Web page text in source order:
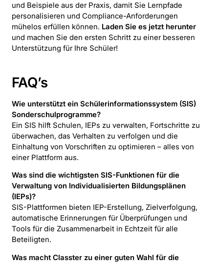
und Beispiele aus der Praxis, damit Sie Lernpfade
personalisieren und Compliance-Anforderungen
mühelos erfüllen können. Laden Sie es jetzt herunter
und machen Sie den ersten Schritt zu einer besseren
Unterstützung für Ihre Schüler!
FAQ’s
Wie unterstützt ein Schülerinformationssystem (SIS)
Sonderschulprogramme?
Ein SIS hilft Schulen, IEPs zu verwalten, Fortschritte zu
überwachen, das Verhalten zu verfolgen und die
Einhaltung von Vorschriften zu optimieren – alles von
einer Plattform aus.
Was sind die wichtigsten SIS-Funktionen für die
Verwaltung von Individualisierten Bildungsplänen
(IEPs)?
SIS-Plattformen bieten IEP-Erstellung, Zielverfolgung,
automatische Erinnerungen für Überprüfungen und
Tools für die Zusammenarbeit in Echtzeit für alle
Beteiligten.
Was macht Classter zu einer guten Wahl für die